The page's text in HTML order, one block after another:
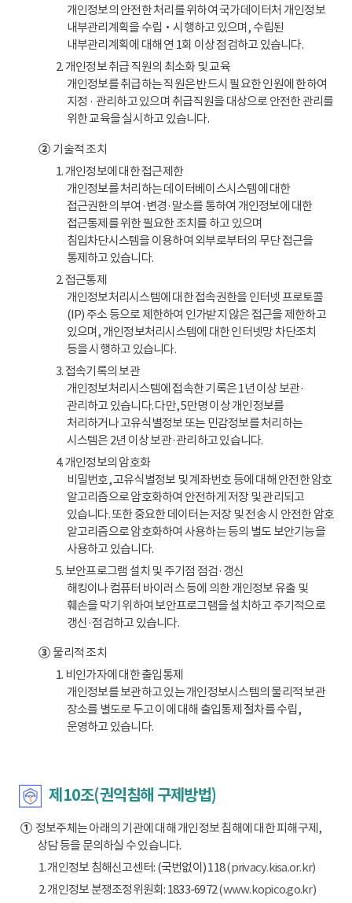
개인정보의 안전한 처리를 위하여 국가데이터처 개인정보
내부관리계획을 수립‧시행하고 있으며, 수립된
내부관리계획에 대해 연 1회 이상 점검하고 있습니다.
2. 개인정보 취급 직원의 최소화 및 교육
개인정보를 취급하는 직원은 반드시 필요한 인원에 한하여
지정 · 관리하고 있으며 취급직원을 대상으로 안전한 관리를
위한 교육을 실시하고 있습니다.
②기술적 조치
1. 개인정보에 대한 접근제한
개인정보를 처리하는 데이터베이스시스템에 대한
접근권한의 부여·변경·말소를 통하여 개인정보에 대한
접근통제를 위한 필요한 조치를 하고 있으며
침입차단시스템을 이용하여 외부로부터의 무단 접근을
통제하고 있습니다.
2. 접근통제
개인정보처리시스템에 대한 접속권한을 인터넷 프로토콜
(IP) 주소 등으로 제한하여 인가받지 않은 접근을 제한하고
있으며, 개인정보처리시스템에 대한 인터넷망 차단조치
등을 시행하고 있습니다.
3. 접속기록의 보관
개인정보처리시스템에 접속한 기록은 1년 이상 보관·
관리하고 있습니다. 다만, 5만명 이상 개인정보를
처리하거나 고유식별정보 또는 민감정보를 처리하는
시스템은 2년 이상 보관·관리하고 있습니다.
4. 개인정보의 암호화
비밀번호, 고유식별정보 및 계좌번호 등에 대해 안전한 암호
알고리즘으로 암호화하여 안전하게 저장 및 관리되고
있습니다. 또한 중요한 데이터는 저장 및 전송 시 안전한 암호
알고리즘으로 암호화하여 사용하는 등의 별도 보안기능을
사용하고 있습니다.
5. 보안프로그램 설치 및 주기점 점검·갱신
해킹이나 컴퓨터 바이러스 등에 의한 개인정보 유출 및
훼손을 막기 위하여 보안프로그램을 설치하고 주기적으로
갱신·점검하고 있습니다.
③물리적 조치
1. 비인가자에 대한 출입통제
개인정보를 보관하고 있는 개인정보시스템의 물리적 보관
장소를 별도로 두고 이에 대해 출입통제 절차를 수립,
운영하고 있습니다.
제10조(권익침해 구제방법)
①정보주체는 아래의 기관에 대해 개인정보 침해에 대한 피해구제,
상담 등을 문의하실 수 있습니다.
1. 개인정보 침해신고센터: (국번없이) 118(privacy.kisa.or.kr)
2. 개인정보 분쟁조정위원회: 1833-6972(www.kopico.go.kr)